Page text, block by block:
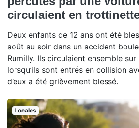
circulaient en
Deux enfants de 12 ans ont été
août au soir dans un accident
Rumilly. Ils circulaient ensemble
lorsqu’ils sont entrés en collision
d’eux a été grièvement blessé.
Locales